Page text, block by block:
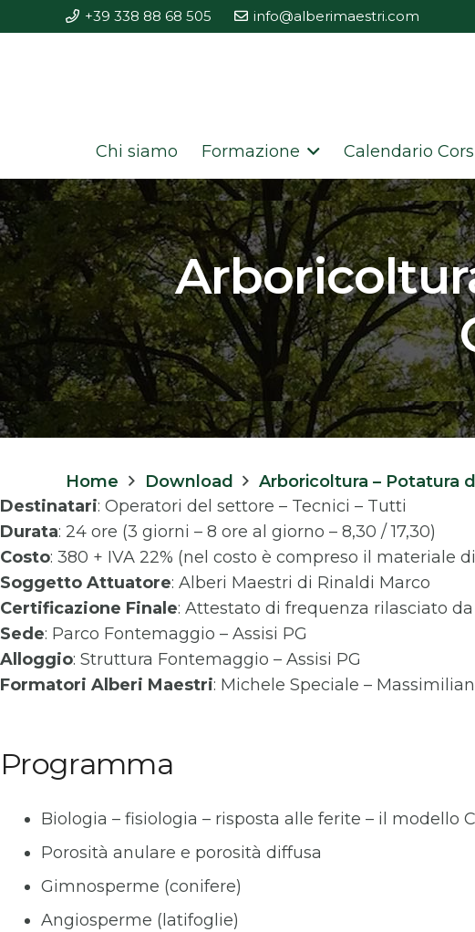
+39 338 88 68 505 info@alberimaestri.com
Chi siamo Formazione Calendario
Home Download
Arboricoltura – Potatura
Destinatari: Operatori del settore – Tecnici – Tutti
Durata: 24 ore (3 giorni – 8 ore al giorno – 8,30 / 17,30)
Costo: 380 + IVA 22% (nel costo è compreso il materiale
Soggetto Attuatore: Alberi Maestri di Rinaldi Marco
Certificazione Finale: Attestato di frequenza rilasciato
Sede: Parco Fontemaggio – Assisi PG
Alloggio: Struttura Fontemaggio – Assisi PG
Formatori Alberi Maestri: Michele Speciale –
Programma
Biologia – fisiologia – risposta alle ferite – il modello
Porosità anulare e porosità diffusa
Gimnosperme (conifere)
Angiosperme (latifoglie)